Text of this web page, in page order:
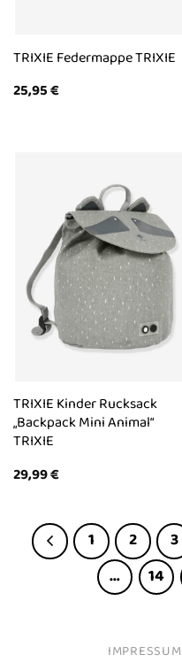
TRIXIE Federmappe TRIXIE
25,95€
TRIXIE Kinder Rucksack
„Backpack Mini Animal“
TRIXIE
29,99€
1 2 3
…
14
IMPRESSUM